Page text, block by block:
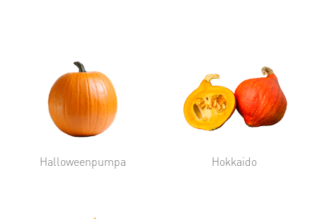
Halloweenpumpa Hokkaido